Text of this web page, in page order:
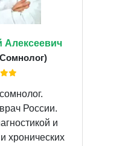
России.
и
хронических